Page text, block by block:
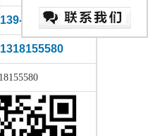
139-0866-2780
1318155580